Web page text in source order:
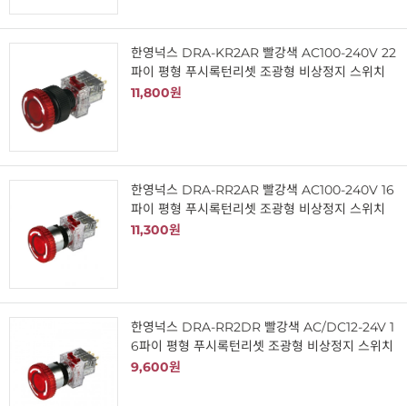
한영넉스 DRA-KR2AR 빨강색 AC100-240V 22
파이 평형 푸시록턴리셋 조광형 비상정지 스위치
11,800원
한영넉스 DRA-RR2AR 빨강색 AC100-240V 16
파이 평형 푸시록턴리셋 조광형 비상정지 스위치
11,300원
한영넉스 DRA-RR2DR 빨강색 AC/DC12-24V 1
6파이 평형 푸시록턴리셋 조광형 비상정지 스위치
9,600원